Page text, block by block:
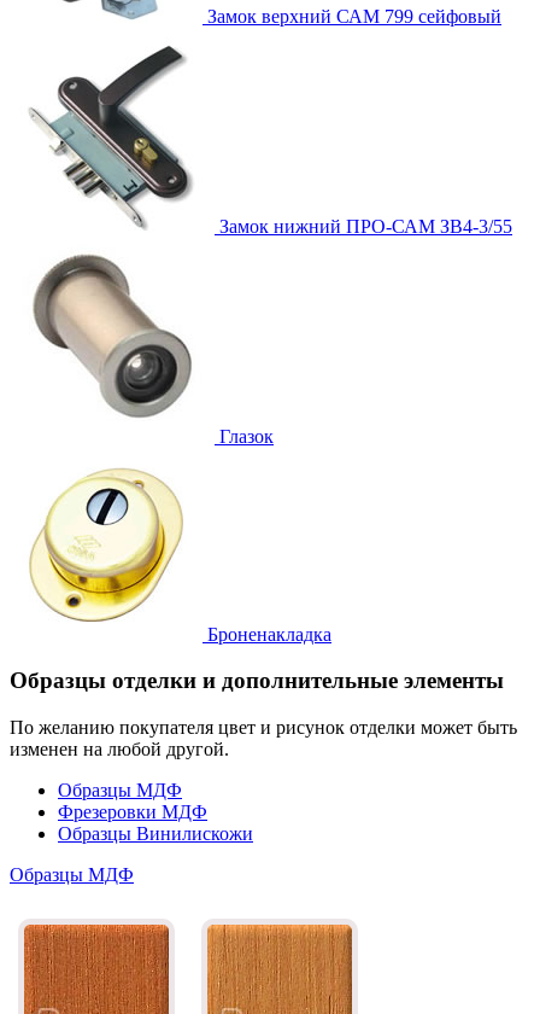
Замок верхний САМ 799 сейфовый
Замок нижний ПРО-САМ ЗВ4-3/55
Глазок
Броненакладка
Образцы отделки и дополнительные элементы
По желанию покупателя цвет и рисунок отделки может быть
изменен на любой другой.
Образцы МДФ
Фрезеровки МДФ
Образцы Винилискожи
Образцы МДФ